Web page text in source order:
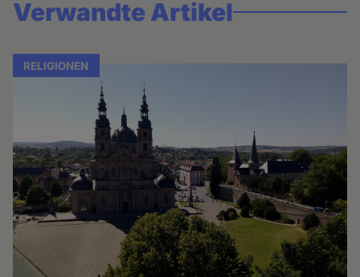
Verwandte Artikel
RELIGIONEN